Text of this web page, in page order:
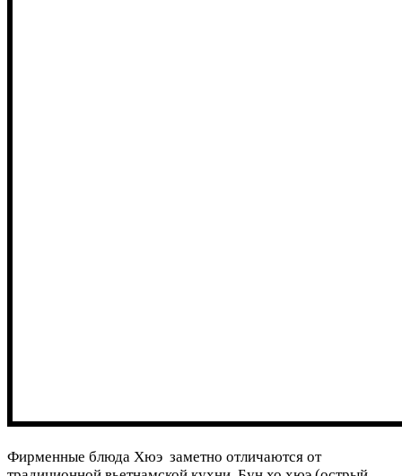
Фирменные блюда Хюэ заметно отличаются от